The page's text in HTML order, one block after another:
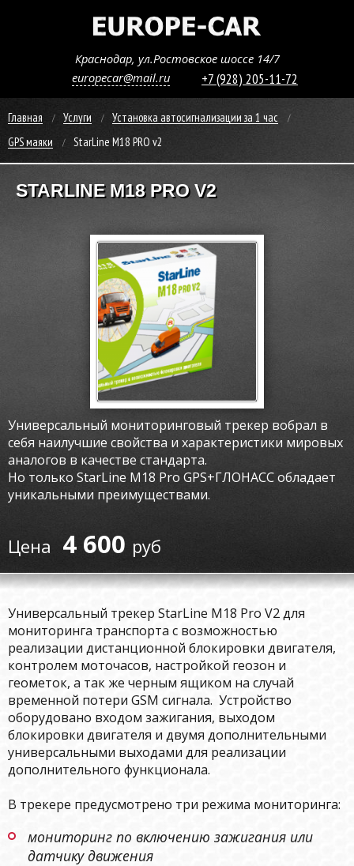
Краснодар, ул.Ростовское шоссе 14/7
europecar@mail.ru
+7 (928) 205-11-72
Главная Услуги
Установка автосигнализации за 1 час
GPS маяки
StarLine M18 PRO v2
STARLINE M18 PRO V2
Универсальный мониторинговый трекер вобрал в
себя наилучшие свойства и характеристики мировых
аналогов в качестве стандарта.
Но только StarLine M18 Pro GPS+ГЛОНАСС обладает
уникальными преимуществами.
4 600 руб
Универсальный трекер StarLine M18 Pro V2для
мониторинга транспорта с возможностью
реализации дистанционной блокировки двигателя,
контролем моточасов, настройкой геозон и
геометок, а так же черным ящиком на случай
временной потери GSM сигнала. Устройство
оборудовано входом зажигания, выходом
блокировки двигателя и двумя дополнительными
универсальными выходами для реализации
дополнительного функционала.
В трекере предусмотрено три режима мониторинга:
мониторинг по включению зажигания или
датчику движения